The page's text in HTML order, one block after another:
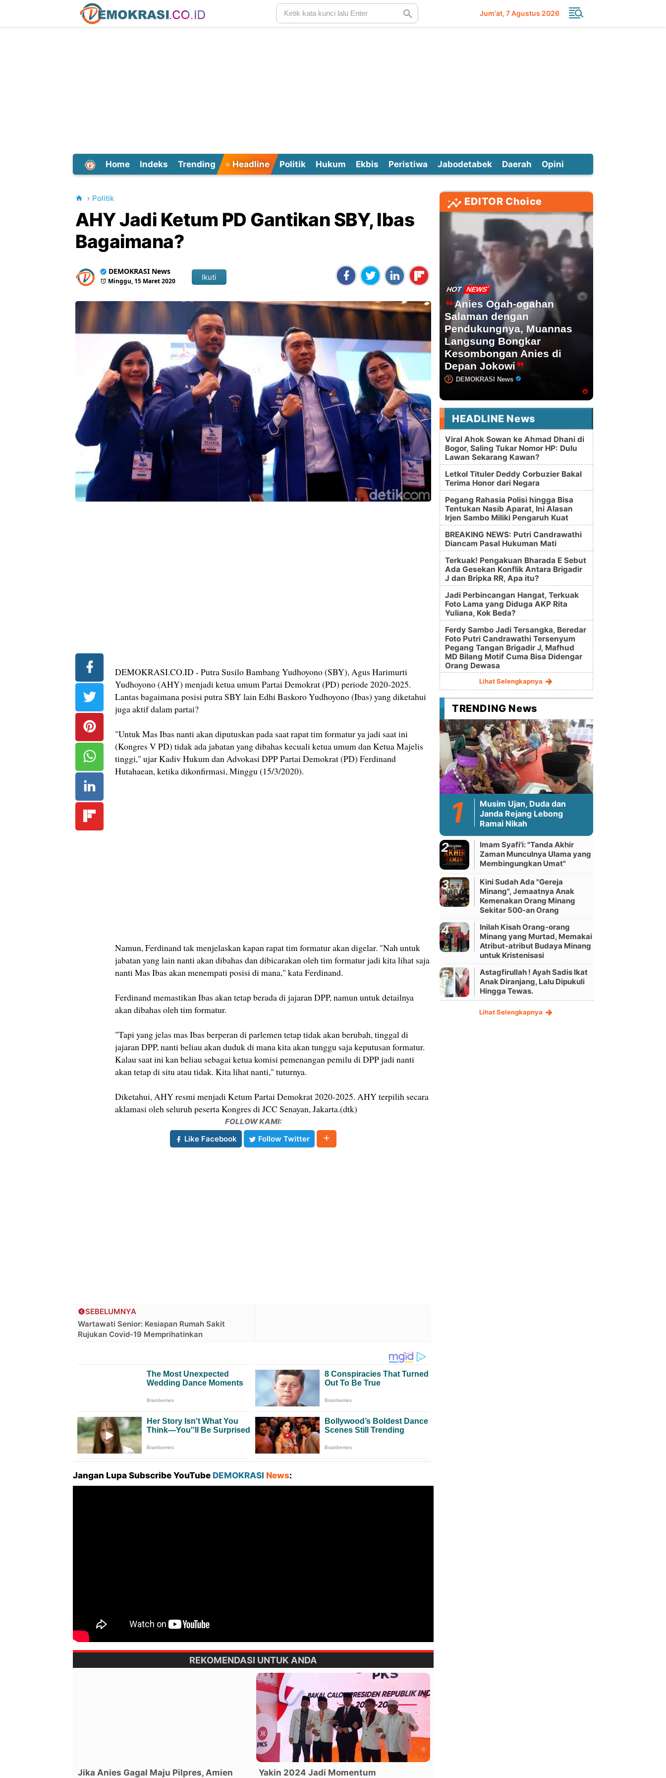
Jum'at 7 Agustus 2026
Home Indeks Trending Headline Politik Hukum Ekbis Peristiwa Jabodetabek Daerah Opini
Politik
AHY Jadi Ketum PD Gantikan SBY, Ibas
Bagaimana?
DEMOKRASI News
Minggu, 15 Maret 2020 Ikuti
DEMOKRASI.CO.ID - Putra Susilo Bambang Yudhoyono (SBY), Agus Harimurti
Yudhoyono (AHY) menjadi ketua umum Partai Demokrat (PD) periode 2020-2025.
Lantas bagaimana posisi putra SBY lain Edhi Baskoro Yudhoyono (Ibas) yang diketahui
juga aktif dalam partai?
"Untuk Mas Ibas nanti akan diputuskan pada saat rapat tim formatur ya jadi saat ini
(Kongres V PD) tidak ada jabatan yang dibahas kecuali ketua umum dan Ketua Majelis
tinggi," ujar Kadiv Hukum dan Advokasi DPP Partai Demokrat (PD) Ferdinand
Hutahaean, ketika dikonfirmasi, Minggu (15/3/2020).
Namun, Ferdinand tak menjelaskan kapan rapat tim formatur akan digelar. "Nah untuk
jabatan yang lain nanti akan dibahas dan dibicarakan oleh tim formatur jadi kita lihat saja
nanti Mas Ibas akan menempati posisi di mana," kata Ferdinand.
Ferdinand memastikan Ibas akan tetap berada di jajaran DPP, namun untuk detailnya
akan dibahas oleh tim formatur.
"Tapi yang jelas mas Ibas berperan di parlemen tetap tidak akan berubah, tinggal di
jajaran DPP, nanti beliau akan duduk di mana kita akan tunggu saja keputusan formatur.
Kalau saat ini kan beliau sebagai ketua komisi pemenangan pemilu di DPP jadi nanti
akan tetap di situ atau tidak. Kita lihat nanti," tuturnya.
Diketahui, AHY resmi menjadi Ketum Partai Demokrat 2020-2025. AHY terpilih secara
aklamasi oleh seluruh peserta Kongres di JCC Senayan, Jakarta.(dtk)
FOLLOW KAMI:
Like Facebook
Follow Twitter
SEBELUMNYA
Wartawati Senior: Kesiapan Rumah Sakit
Rujukan Covid-19 Memprihatinkan
Jangan Lupa Subscribe YouTube DEMOKRASI News:
REKOMENDASI UNTUK ANDA
Jika Anies Gagal Maju Pilpres, Amien Yakin 2024 Jadi Momentum
EDITOR Choice
HOT NEWS
Anies Ogah-ogahan
Salaman dengan
Pendukungnya, Muannas
Langsung Bongkar
Kesombongan Anies di
Depan Jokowi
DEMOKRASI News
HEADLINE News
Viral Ahok Sowan ke Ahmad Dhani di
Bogor, Saling Tukar Nomor HP: Dulu
Lawan Sekarang Kawan?
Letkol Tituler Deddy Corbuzier Bakal
Terima Honor dari Negara
Pegang Rahasia Polisi hingga Bisa
Tentukan Nasib Aparat, Ini Alasan
Irjen Sambo Miliki Pengaruh Kuat
BREAKING NEWS: Putri Candrawathi
Diancam Pasal Hukuman Mati
Terkuak! Pengakuan Bharada E Sebut
Ada Gesekan Konflik Antara Brigadir
J dan Bripka RR, Apa itu?
Jadi Perbincangan Hangat, Terkuak
Foto Lama yang Diduga AKP Rita
Yuliana, Kok Beda?
Ferdy Sambo Jadi Tersangka, Beredar
Foto Putri Candrawathi Tersenyum
Pegang Tangan Brigadir J, Mafhud
MD Bilang Motif Cuma Bisa Didengar
Orang Dewasa
Lihat Selengkapnya
TRENDING News
Musim Ujan, Duda dan
Janda Rejang Lebong
Ramai Nikah
Imam Syafi'i: "Tanda Akhir
Zaman Munculnya Ulama yang
Membingungkan Umat"
Kini Sudah Ada "Gereja
Minang", Jemaatnya Anak
Kemenakan Orang Minang
Sekitar 500-an Orang
Inilah Kisah Orang-orang
Minang yang Murtad, Memakai
Atribut-atribut Budaya Minang
untuk Kristenisasi
Astagfirullah ! Ayah Sadis Ikat
Anak Diranjang, Lalu Dipukuli
Hingga Tewas.
Lihat Selengkapnya